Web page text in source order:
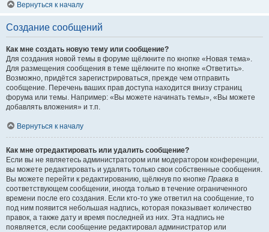
Вернуться к началу
Создание сообщений
Как мне создать новую тему или сообщение?
Для создания новой темы в форуме щёлкните по кнопке «Новая тема».
Для размещения сообщения в теме щёлкните по кнопке «Ответить».
Возможно, придётся зарегистрироваться, прежде чем отправить
сообщение. Перечень ваших прав доступа находится внизу страниц
форума или темы. Например: «Вы можете начинать темы», «Вы можете
добавлять вложения» и т.п.
Вернуться к началу
Как мне отредактировать или удалить сообщение?
Если вы не являетесь администратором или модератором конференции,
вы можете редактировать и удалять только свои собственные сообщения.
Вы можете перейти к редактированию, щёлкнув по кнопке Правка в
соответствующем сообщении, иногда только в течение ограниченного
времени после его создания. Если кто-то уже ответил на сообщение, то
под ним появится небольшая надпись, которая показывает количество
правок, а также дату и время последней из них. Эта надпись не
появляется, если сообщение редактировал администратор или